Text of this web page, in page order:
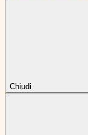
Chiudi